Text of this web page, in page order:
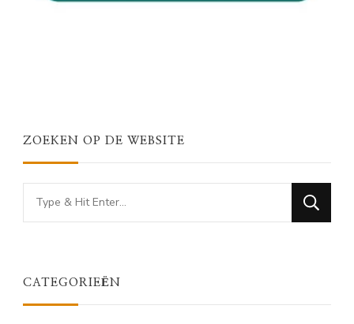
ZOEKEN OP DE WEBSITE
Looking
for
CATEGORIEËN